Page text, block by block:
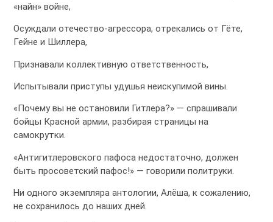
«найн» войне,
Осуждали отечество-агрессора, отрекались от Гёте,
Гейне и Шиллера,
Признавали коллективную ответственность,
Испытывали приступы удушья неискупимой вины.
«Почему вы не остановили Гитлера?» — спрашивали
бойцы Красной армии, разбирая страницы на
самокрутки.
«Антигитлеровского пафоса недостаточно, должен
быть просоветский пафос!» — говорили политруки.
Ни одного экземпляра антологии, Алёша, к сожалению,
не сохранилось до наших дней.